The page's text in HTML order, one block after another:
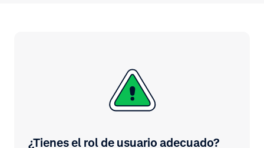
¿Tienes el rol de usuario adecuado?